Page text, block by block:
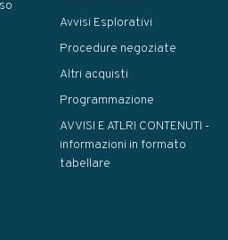
Avvisi Esplorativi
Procedure negoziate
Altri acquisti
Programmazione
AVVISI E ATLRI CONTENUTI -
informazioni in formato
tabellare